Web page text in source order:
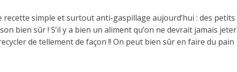
recette simple et surtout anti-gaspillage aujourd’hui : des petits
bien sûr ! S’il y a bien un aliment qu’on ne devrait jamais jeter
de tellement de façon !! On peut bien sûr en faire du pain